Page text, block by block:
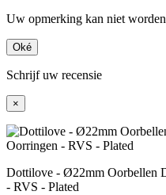
Uw opmerking kan niet
Oké
Schrijf uw recensie
×
Dottilove - Ø22mm Oorbellen
- RVS - Plated